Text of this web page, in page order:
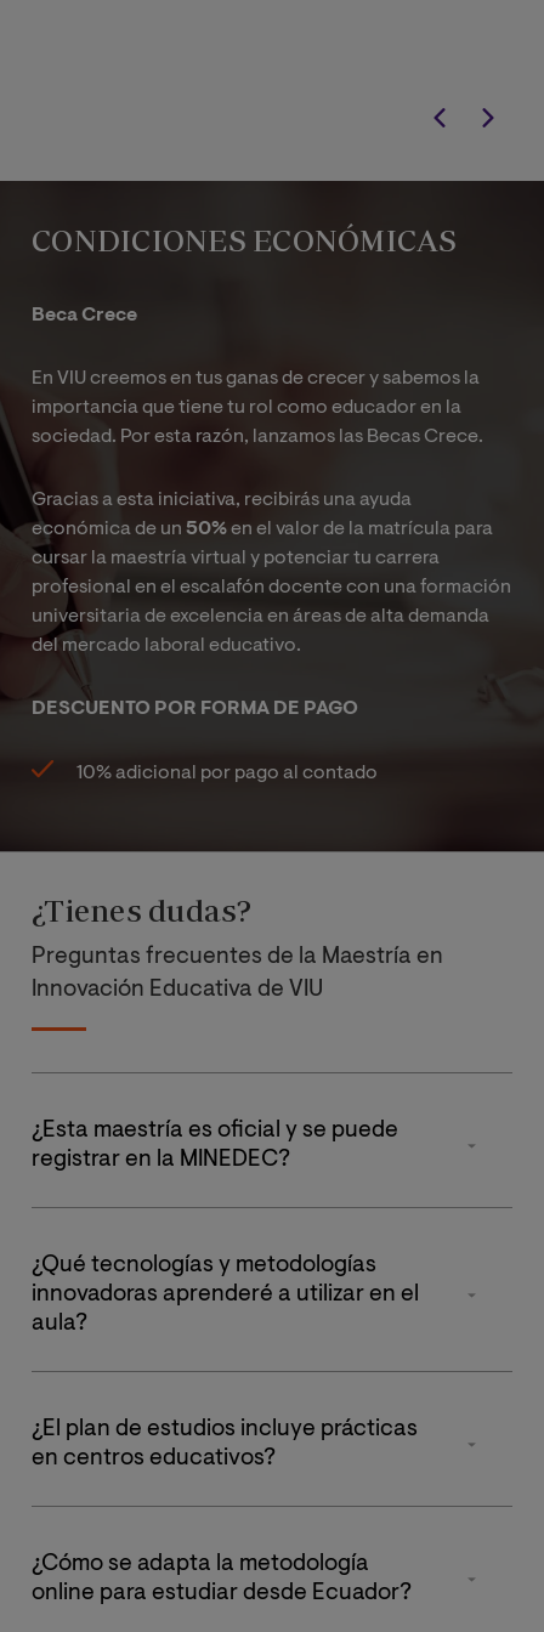
CONDICIONES ECONÓMICAS
Beca Crece
En VIU creemos en tus ganas de crecer y sabemos la
importancia que tiene tu rol como educador en la
sociedad. Por esta razón, lanzamos las Becas Crece.
Gracias a esta iniciativa, recibirás una ayuda
económica de un 50%en el valor de la matrícula para
cursar la maestría virtual y potenciar tu carrera
profesional en el escalafón docente con una formación
universitaria de excelencia en áreas de alta demanda
del mercado laboral educativo.
DESCUENTO POR FORMA DE PAGO
10% adicional por pago al contado
¿Tienes dudas?
Preguntas frecuentes de la Maestría en
Innovación Educativa de VIU
¿Esta maestría es oficial y se puede
registrar en la MINEDEC?
60 créditos ECTS, verificada por la ANECA (España). Al
poseer este carácter oficial y pertenecer al Espacio
Europeo de Educación Superior (EEES), cumple con los
iniciar el trámite de reconocimiento y registro como
¿Qué tecnologías y metodologías
innovadoras aprenderé a utilizar en el
aula?
metodologías docentes tradicionales en metodologías
activas, adaptándote al Marco de Competencia Digital
innovación pedagógica.
¿El plan de estudios incluye prácticas
en centros educativos?
que apliques los conocimientos adquiridos en un
entorno real. Una de las grandes ventajas de este
máster es la flexibilidad que ofrece en este aspecto,
¿Cómo se adapta la metodología
online para estudiar desde Ecuador?